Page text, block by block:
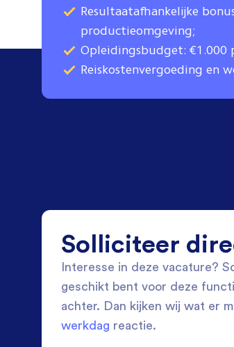
Resultaatafhankelijke
productieomgeving;
Opleidingsbudget: €1.000
Reiskostenvergoeding en
Solliciteer
Interesse in deze vacature?
geschikt bent voor deze
achter. Dan kijken wij wat er
werkdag reactie.